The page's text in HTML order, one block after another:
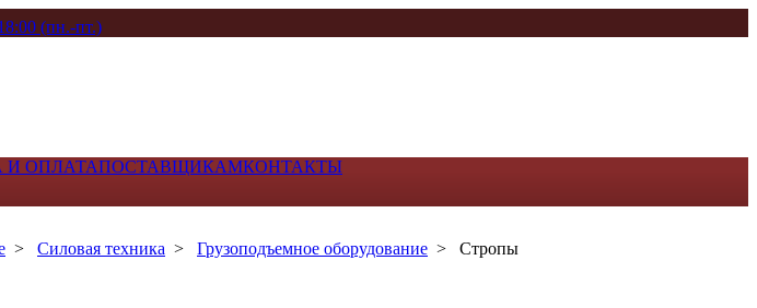
(пн.-пт.)
И ОПЛАТАПОСТАВЩИКАМКОНТАКТЫ
> Силовая техника > Грузоподъемное оборудование > Стропы